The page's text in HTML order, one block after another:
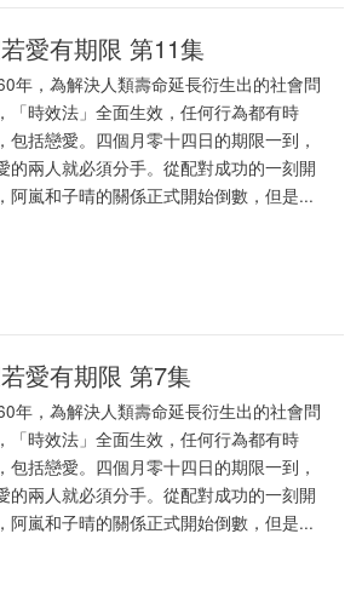
愛有期限 第11集
年，為解決人類壽命延長衍生出的社會問
「時效法」全面生效，任何行為都有時
包括戀愛。四個月零十四日的期限一到，
的兩人就必須分手。從配對成功的一刻開
阿嵐和子晴的關係正式開始倒數，但是...
愛有期限 第7集
年，為解決人類壽命延長衍生出的社會問
「時效法」全面生效，任何行為都有時
包括戀愛。四個月零十四日的期限一到，
的兩人就必須分手。從配對成功的一刻開
阿嵐和子晴的關係正式開始倒數，但是...